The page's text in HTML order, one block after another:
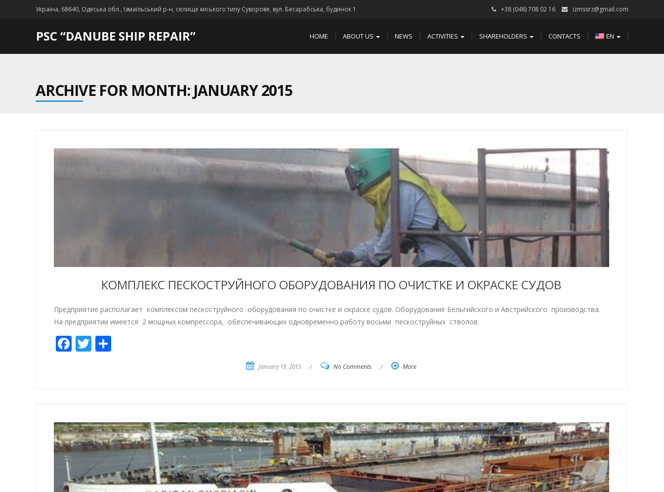
Україна, 68640, Одеська обл., Ізмаїльський р-н, селище міського типу Суворове, вул. Бесарабська, будинок 1 +38 (048) 708 02 16 izmssrz@gmail.com
PSC “DANUBE SHIP REPAIR” HOME ABOUT US NEWS ACTIVITIES SHAREHOLDERS CONTACTS EN
ARCHIVE FOR MONTH: JANUARY 2015
КОМПЛЕКС ПЕСКОСТРУЙНОГО ОБОРУДОВАНИЯ ПО ОЧИСТКЕ И ОКРАСКЕ СУДОВ
Предприятие располагает комплексом пескоструйного оборудования по очистке и окраске судов. Оборудование Бельгийского и Австрийского производства.
На предприятии имеется 2 мощных компрессора, обеспечивающих одновременно работу восьми пескоструйных стволов.
Facebook
Twitter
Share
January 19, 2015 / No Comments / More